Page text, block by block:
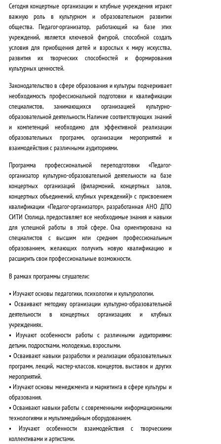
Сегодня концертные организации и клубные учреждения играют
важную роль в культурном и образовательном развитии
общества.Педагог-организатор, работающий на базе этих
учреждений, является ключевой фигурой, способной создать
условия для приобщения детей и взрослых к миру искусства,
развития их творческих способностей и формирования
культурных ценностей.
Законодательство в сфере образования и культуры подчеркивает
необходимость профессиональной подготовки и квалификации
специалистов, занимающихся организацией культурно-
образовательной деятельности. Наличие соответствующих знаний
и компетенций необходимо для эффективной реализации
образовательных программ, организации мероприятий и
взаимодействия с различными аудиториями.
Программа профессиональной переподготовки «Педагог-
организатор культурно-образовательной деятельности на базе
концертных организаций (филармоний, концертных залов,
концертных объединений, клубных учреждений)» с присвоением
квалификации «Педагог-организатор», разработанная АНО ДПО
СИТИ Столица,предоставляет все необходимые знания и навыки
для успешной работы в этой сфере. Она ориентирована на
специалистов с высшим или средним профессиональным
образованием, желающих получить новую квалификацию и
расширить свои профессиональные возможности.
В рамках программы слушатели:
• Изучают основы педагогики, психологии и культурологии.
• Осваивают методику организации культурно-образовательной
деятельности в концертных организациях и клубных
учреждениях.
• Изучают особенности работы с различными аудиториями:
детьми, подростками, молодежью, взрослыми.
• Осваивают навыки разработки и реализации образовательных
программ, лекций, мастер-классов, концертов, выставок и других
мероприятий.
• Изучают основы менеджмента и маркетинга в сфере культуры и
образования.
• Осваивают навыки работы с современными информационными
технологиями и мультимедийным оборудованием.
• Изучают особенности взаимодействия с творческими
коллективами и артистами.